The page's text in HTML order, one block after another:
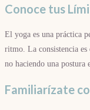
Conoce tus
El yoga es una práctica
ritmo. La consistencia
no haciendo una postura
Familiarízate